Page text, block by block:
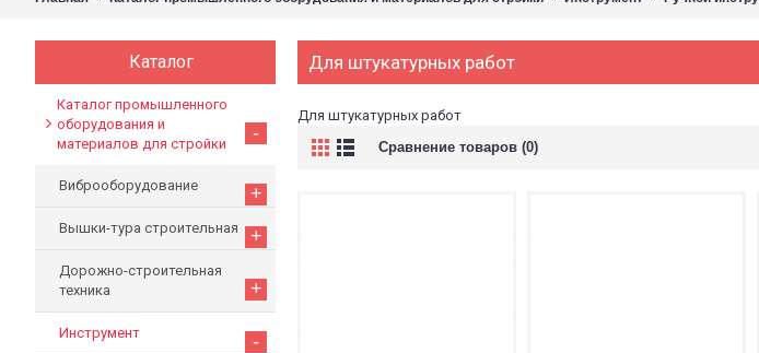
Каталог
Каталог промышленного
оборудования и
материалов для стройки
-
Виброоборудование +
Вышки-тура строительная +
Дорожно-строительная
техника
+
Инструмент -
Для штукатурных работ
Для штукатурных работ
Сравнение товаров (0)